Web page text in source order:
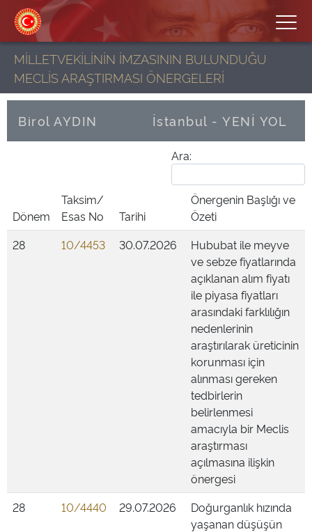
MİLLETVEKİLİNİN İMZASININ BULUNDUĞU
MECLİS ARAŞTIRMASI ÖNERGELERİ
Birol AYDIN İstanbul - YENİ YOL
Ara:
Dönem
Taksim/
Esas No
Tarihi
Önergenin Başlığı ve
Özeti
28
10/4453 30.07.2026
Hububat ile meyve
ve sebze fiyatlarında
açıklanan alım fiyatı
ile piyasa fiyatları
arasındaki farklılığın
nedenlerinin
araştırılarak üreticinin
korunması için
alınması gereken
tedbirlerin
belirlenmesi
amacıyla bir Meclis
araştırması
açılmasına ilişkin
önergesi
28
10/4440 29.07.2026
Doğurganlık hızında
yaşanan düşüşün